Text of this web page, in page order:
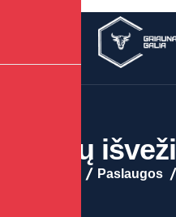
ų išveži
Paslaugos